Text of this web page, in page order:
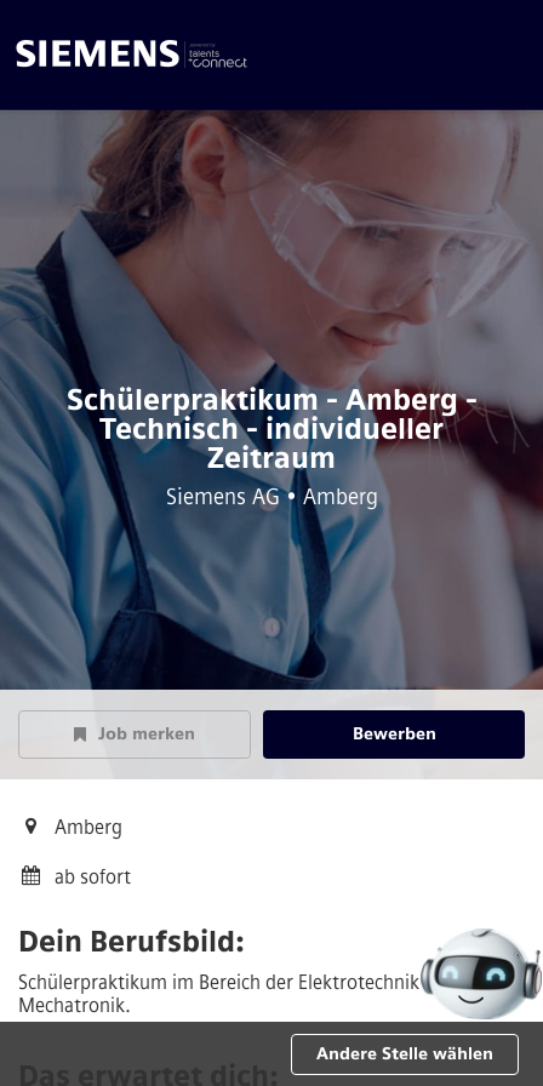
Schülerpraktikum - Amberg -
Technisch - individueller
Zeitraum
Siemens AG • Amberg
Job merken Bewerben
Amberg
ab sofort
Dein Berufsbild:
Schülerpraktikum im Bereich der Elektrotechnik und
Mechatronik.
Andere Stelle wählen